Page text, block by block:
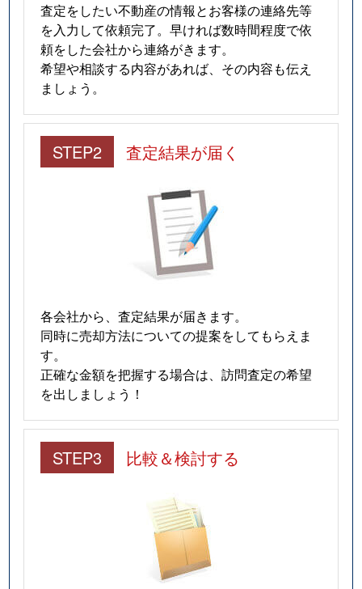
査定をしたい不動産の情報とお客様の連絡先等
を入力して依頼完了。早ければ数時間程度で依
頼をした会社から連絡がきます。
希望や相談する内容があれば、その内容も伝え
ましょう。
STEP2 査定結果が届く
各会社から、査定結果が届きます。
同時に売却方法についての提案をしてもらえま
す。
正確な金額を把握する場合は、訪問査定の希望
を出しましょう！
STEP3 比較＆検討する